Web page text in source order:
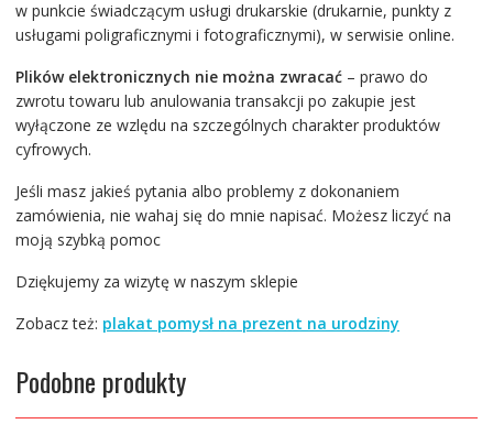
w punkcie świadczącym usługi drukarskie (drukarnie, punkty z
usługami poligraficznymi i fotograficznymi), w serwisie online.
Plików elektronicznych nie można zwracać– prawo do
zwrotu towaru lub anulowania transakcji po zakupie jest
wyłączone ze wzlędu na szczególnych charakter produktów
cyfrowych.
Jeśli masz jakieś pytania albo problemy z dokonaniem
zamówienia, nie wahaj się do mnie napisać. Możesz liczyć na
moją szybką pomoc
Dziękujemy za wizytę w naszym sklepie
Zobacz też: plakat pomysł na prezent na urodziny
Podobne produkty